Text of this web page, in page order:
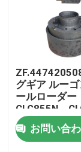
家
プロダクト
グギア ルー
ールローダー
CLG855N、
CLG856H、
CLG842 トラ
ション
お問い合